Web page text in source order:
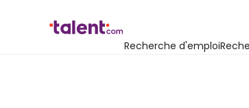
Recherche d'emploi